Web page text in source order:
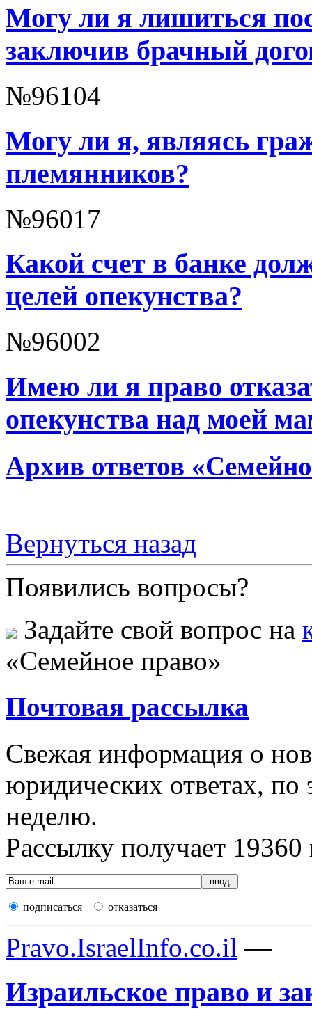
Могу ли я лишиться
заключив брачный
№96104
Могу ли я, являясь
племянников?
№96017
Какой счет в банке
целей опекунства?
№96002
Имею ли я право
опекунства над моей
Архив ответов
Вернуться назад
Появились вопросы?
Задайте свой вопрос на
«Семейное право»
Почтовая рассылка
Свежая информация о
юридических ответах, по
неделю.
Рассылку получает 19360
подписаться отказаться
Pravo.IsraelInfo.co.il —
Израильское право и